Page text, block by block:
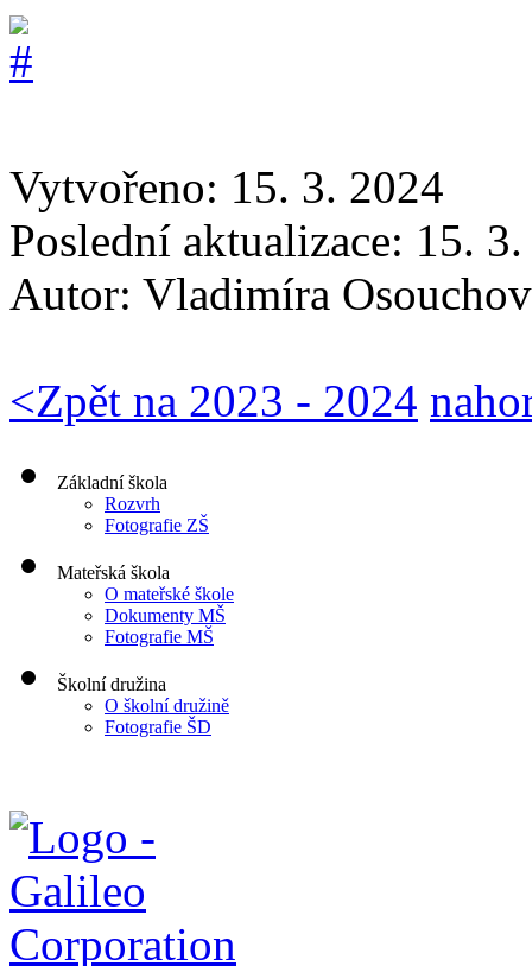
Vytvořeno: 15. 3. 2024
Poslední aktualizace: 15.
Autor: Vladimíra
<Zpět na 2023 - 2024
Základní škola
Rozvrh
Fotografie ZŠ
Mateřská škola
O mateřské škole
Dokumenty MŠ
Fotografie MŠ
Školní družina
O školní družině
Fotografie ŠD